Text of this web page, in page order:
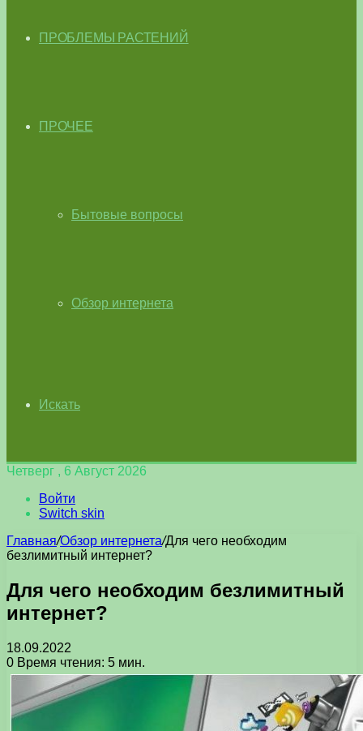
ПРОБЛЕМЫ РАСТЕНИЙ
ПРОЧЕЕ
Бытовые вопросы
Обзор интернета
Искать
Четверг , 6 Август 2026
Войти
Switch skin
Главная/Обзор интернета/Для чего необходим
безлимитный интернет?
Для чего необходим безлимитный
интернет?
18.09.2022
0 Время чтения: 5 мин.